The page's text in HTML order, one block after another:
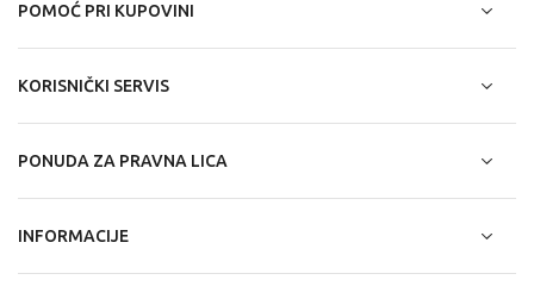
POMOĆ PRI KUPOVINI
KORISNIČKI SERVIS
PONUDA ZA PRAVNA LICA
INFORMACIJE